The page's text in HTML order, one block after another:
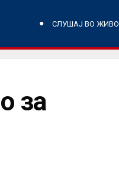
СЛУШАЈ ВО ЖИВО
за